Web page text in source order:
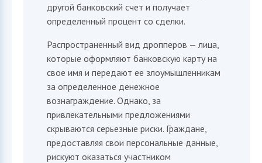
другой банковский счет и получает
определенный процент со сделки.
Распространенный вид дропперов — лица,
которые оформляют банковскую карту на
свое имя и передают ее злоумышленникам
за определенное денежное
вознаграждение. Однако, за
привлекательными предложениями
скрываются серьезные риски. Граждане,
предоставляя свои персональные данные,
рискуют оказаться участником
София
ИИ-ассистент приемной комиссии ИФМК КФУ